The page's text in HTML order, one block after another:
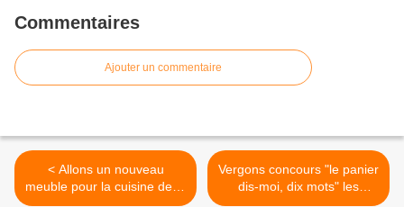
Commentaires
Ajouter un commentaire
< Allons un nouveau
meuble pour la cuisine de la
salle des fêtes
Vergons concours "le panier
dis-moi, dix mots" les
résultats sont tombés >